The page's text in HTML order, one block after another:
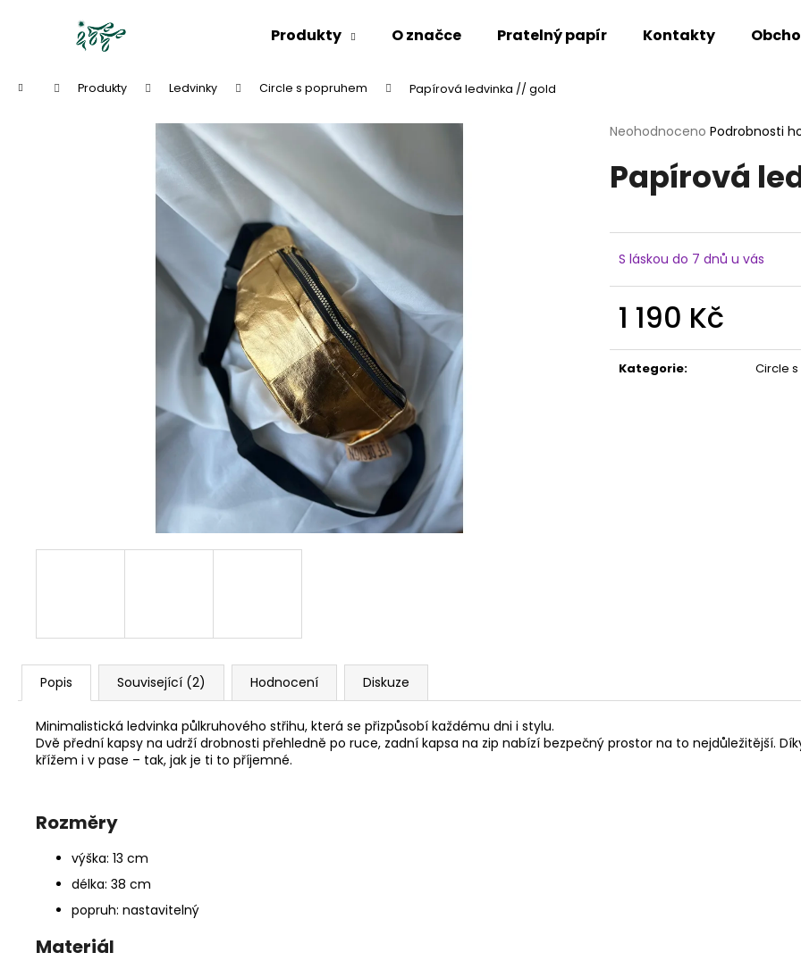
Produkty O značce Pratelný papír Kontakty
Domů Produkty Ledvinky Circle s popruhem Papírová ledvinka // gold
Průměrné
produktu
je
5
hvězdiček.
Neohodnoceno Podrobnosti
Papírová
S láskou do 7 dnů u vás
1 190 Kč
cena:
Kategorie: Circle
Popis Související (2) Hodnocení Diskuze
Minimalistická ledvinka půlkruhového střihu, která se přizpůsobí každému dni i stylu.
Dvě přední kapsy na udrží drobnosti přehledně po ruce, zadní kapsa na zip nabízí bezpečný prostor na to nejdůležitější.
křížem i v pase – tak, jak je ti to příjemné.
Rozměry
výška: 13 cm
délka: 38 cm
popruh: nastavitelný
Materiál
Zpět
obchodu
Zpět
obchodu
Co potřebujete najít?
HLEDAT
PAPÍROVÁ LEDVINKA // FUCHSIA ~ PAPÍROVÁ LEDVINKA S LANEM // DARK
GREEN + BLACK
1 190 Kč